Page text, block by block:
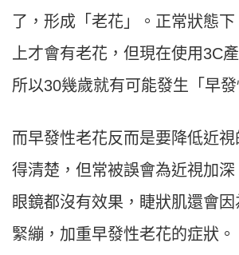
了，形成「老花」。正常狀態
上才會有老花，但現在使用3C
所以30幾歲就有可能發生「早發
而早發性老花反而是要降低近
得清楚，但常被誤會為近視加
眼鏡都沒有效果，睫狀肌還會
緊繃，加重早發性老花的症狀。